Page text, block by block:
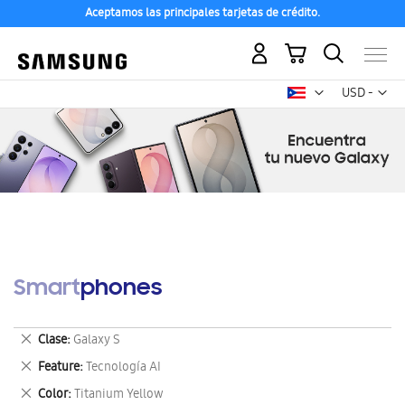
Aceptamos las principales tarjetas de crédito.
USD -
dólar
Mi carrito
Smartphones
Clase Galaxy S
Eliminar
este
artículo
Feature Tecnología AI
Eliminar
este
Color Titanium Yellow
Eliminar